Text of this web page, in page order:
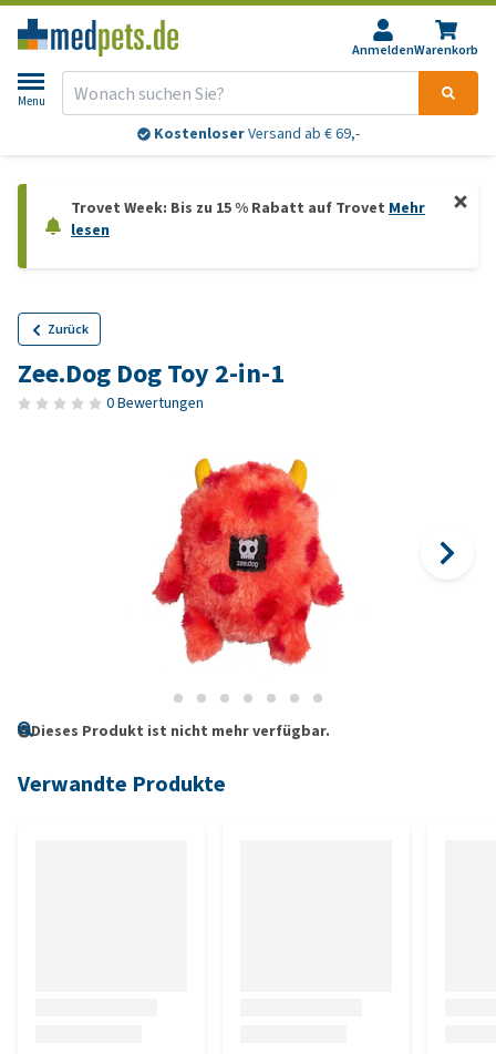
AnmeldenWarenkorb
Menu
KostenloserVersand ab € 69,-
Trovet Week: Bis zu 15 % Rabatt auf Trovet Mehr
lesen
Zurück
Zee.Dog Dog Toy 2-in-1
0 Bewertungen
Dieses Produkt ist nicht mehr verfügbar.
Verwandte Produkte